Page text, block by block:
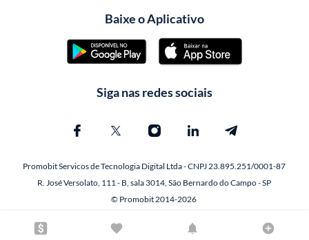
Baixe o Aplicativo
Siga nas redes sociais
Promobit Servicos de Tecnologia Digital Ltda - CNPJ 23.895.251/0001-87
R. José Versolato, 111 - B, sala 3014, São Bernardo do Campo - SP
© Promobit 2014-2026